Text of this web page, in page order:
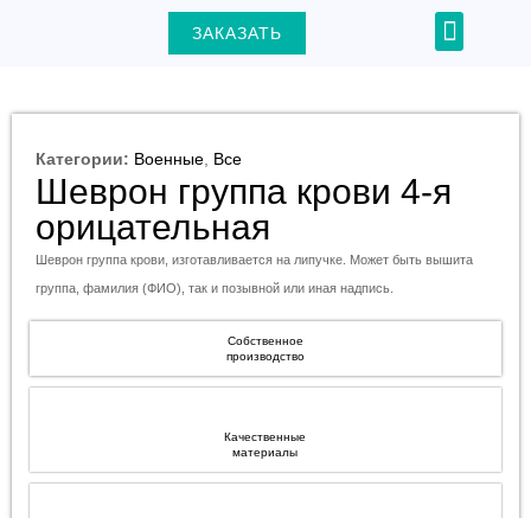
ЗАКАЗАТЬ Menu
Категории: Военные Все
Шеврон группа крови 4-я
орицательная
Шеврон группа крови, изготавливается на липучке. Может быть вышита
группа, фамилия (ФИО), так и позывной или иная надпись.
Собственное
производство
Качественные
материалы